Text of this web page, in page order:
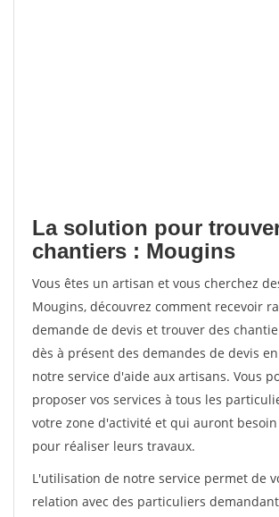
La solution pour
chantiers : Mougins
Vous êtes un artisan et vous cherchez
Mougins, découvrez comment recevoir
demande de devis et trouver des
dès à présent des demandes de devis
notre service d'aide aux artisans. Vous
proposer vos services à tous les
votre zone d'activité et qui auront
pour réaliser leurs travaux.
L'utilisation de notre service permet de
relation avec des particuliers